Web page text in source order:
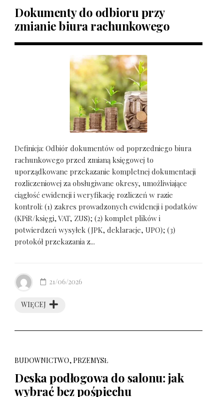
Dokumenty do odbioru przy
zmianie biura rachunkowego
Definicja: Odbiór dokumentów od poprzedniego biura
rachunkowego przed zmianą księgowej to
uporządkowane przekazanie kompletnej dokumentacji
rozliczeniowej za obsługiwane okresy, umożliwiające
ciągłość ewidencji i weryfikację rozliczeń w razie
kontroli: (1) zakres prowadzonych ewidencji i podatków
(KPiR/księgi, VAT, ZUS); (2) komplet plików i
potwierdzeń wysyłek (JPK, deklaracje, UPO); (3)
protokół przekazania z...
WIĘCEJ
21/06/2026
BUDOWNICTWO, PRZEMYSŁ
Deska podłogowa do salonu: jak
wybrać bez pośpiechu